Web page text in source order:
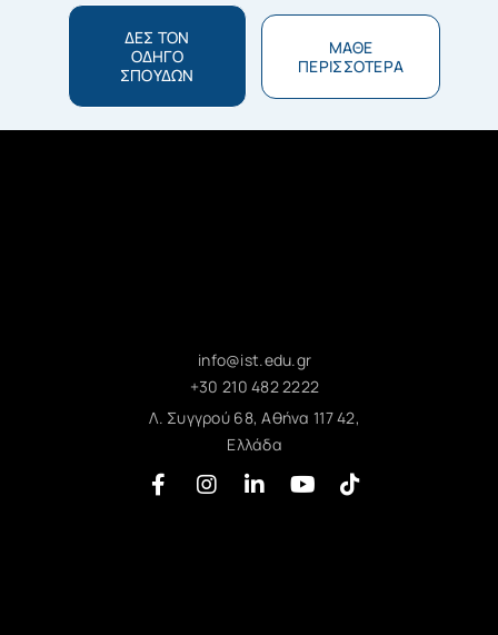
ΔΕΣ ΤΟΝ
ΟΔΗΓΟ
ΣΠΟΥΔΩΝ
ΜΑΘΕ
ΠΕΡΙΣΣΟΤΕΡΑ
info@ist.edu.gr
+30 210 482 2222
Λ. Συγγρού 68, Αθήνα 117 42,
Ελλάδα